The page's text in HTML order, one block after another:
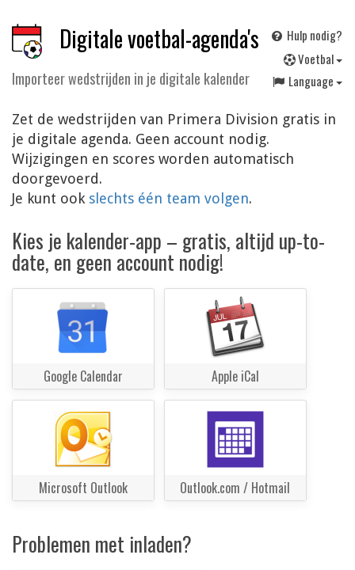
Digitale voetbal-agenda's
Importeer wedstrijden in je digitale kalender
Hulp nodig?
Voetbal
Language
Zet de wedstrijden van Primera Division gratis in
je digitale agenda. Geen account nodig.
Wijzigingen en scores worden automatisch
doorgevoerd.
Je kunt ook slechts één team volgen.
Kies je kalender-app – gratis, altijd up-to-
date, en geen account nodig!
Google Calendar Apple iCal
Microsoft Outlook Outlook.com / Hotmail
Problemen met inladen?